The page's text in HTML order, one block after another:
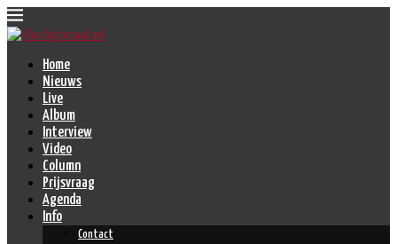
Home
Nieuws
Live
Album
Interview
Video
Column
Prijsvraag
Agenda
Info
Contact